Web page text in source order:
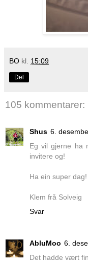
BO kl. 15:09
Del
105 kommentarer:
Shus 6.
Eg vil gjerne ha
invitere og!
Ha ein super dag!
Klem frå Solveig
Svar
AbluMoo 6.
Det hadde vært